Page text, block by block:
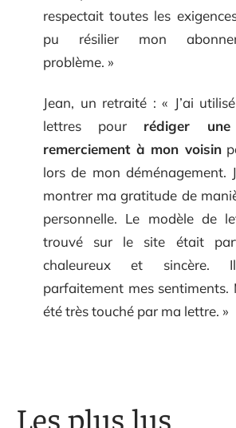
respectait toutes les
pu résilier mon
problème. »
Jean, un retraité : « J’ai
lettres pour rédiger
remerciement à mon voisin
lors de mon déménagement.
montrer ma gratitude de
personnelle. Le modèle de
trouvé sur le site était
chaleureux et sincère.
parfaitement mes sentiments.
été très touché par ma lettre. »
Les plus lus